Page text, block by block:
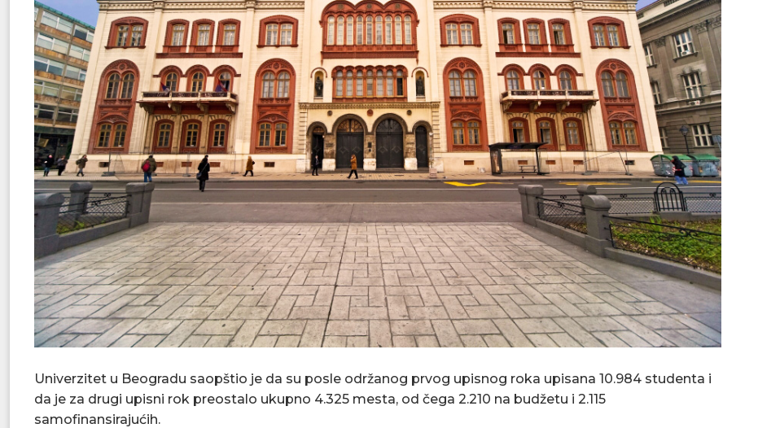
Univerzitet u Beogradu saopštio je da su posle održanog prvog upisnog roka upisana 10.984 studenta i
da je za drugi upisni rok preostalo ukupno 4.325 mesta, od čega 2.210 na budžetu i 2.115
samofinansirajućih.